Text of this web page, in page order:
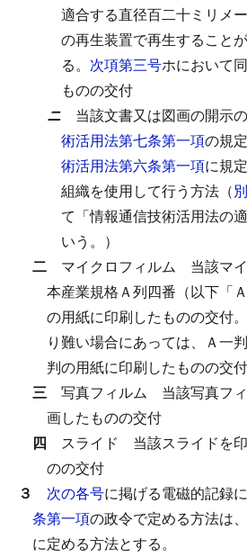
適合する直径百二十ミリメ
の再生装置で再生すること
る。 次項第三号ホにおいて
ものの交付
ニ 当該文書又は図画の開示
術活用法第七条第一項の規
術活用法第六条第一項に規
組織を使用して行う方法（
て「情報通信技術活用法の
いう。）
二 マイクロフィルム
当該マ
本産業規格Ａ列四番（以下「
の用紙に印刷したものの交付。
り難い場合にあっては、Ａ一
判の用紙に印刷したものの交付
三 写真フィルム
当該写真フ
画したものの交付
四 スライド
当該スライドを
のの交付
３ 次の各号に掲げる電磁的記録
条第一項の政令で定める方法は
に定める方法とする。